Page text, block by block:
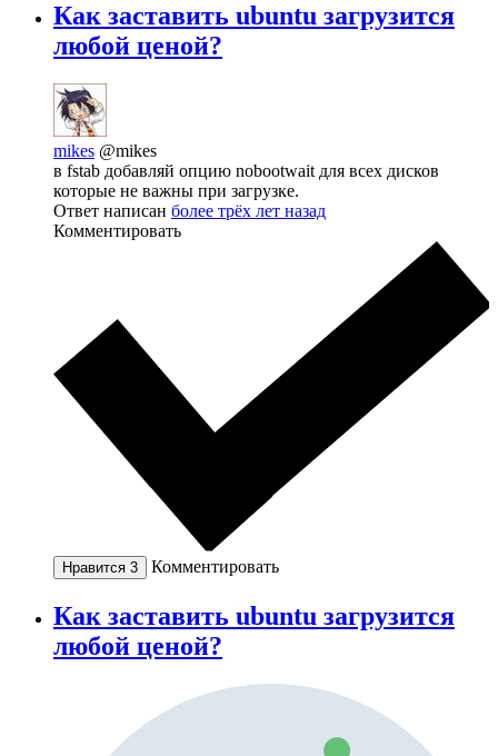
Как заставить ubuntu загрузится
любой ценой?
mikes @mikes
в fstab добавляй опцию nobootwait для всех дисков
которые не важны при загрузке.
Ответ написан более трёх лет назад
Комментировать
Нравится 3 Комментировать
Как заставить ubuntu загрузится
любой ценой?